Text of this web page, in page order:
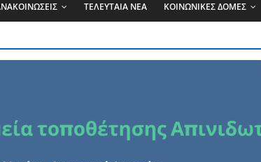
ΤΕΛΕΥΤΑΙΑ ΝΕΑ ΚΟΙΝΩΝΙΚΕΣ ΔΟΜΕΣ